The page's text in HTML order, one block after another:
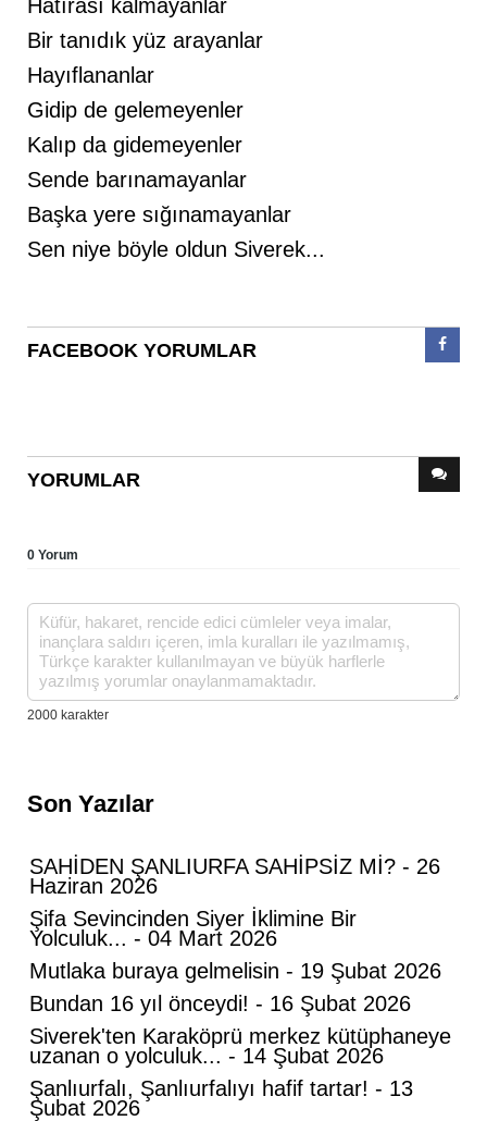
Hatırası kalmayanlar
Bir tanıdık yüz arayanlar
Hayıflananlar
Gidip de gelemeyenler
Kalıp da gidemeyenler
Sende barınamayanlar
Başka yere sığınamayanlar
Sen niye böyle oldun Siverek...
FACEBOOK YORUMLAR
YORUMLAR
0 Yorum
Son Yazılar
SAHİDEN ŞANLIURFA SAHİPSİZ Mİ? - 26
Haziran 2026
Şifa Sevincinden Siyer İklimine Bir
Yolculuk... - 04 Mart 2026
Mutlaka buraya gelmelisin - 19 Şubat 2026
Bundan 16 yıl önceydi! - 16 Şubat 2026
Siverek'ten Karaköprü merkez kütüphaneye
uzanan o yolculuk... - 14 Şubat 2026
Şanlıurfalı, Şanlıurfalıyı hafif tartar! - 13
Şubat 2026
Mahmut Hanpolat
Adanmış bir hayat: Neşet Hoca